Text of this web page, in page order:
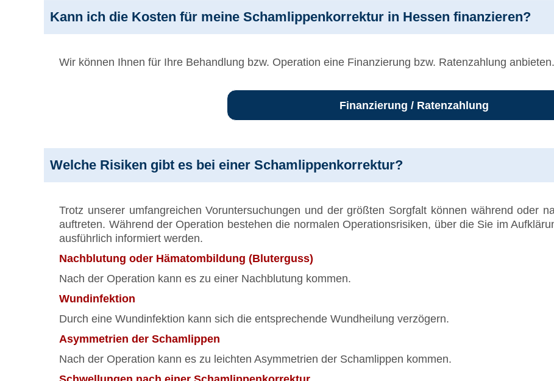
Kann ich die Kosten für meine Schamlippenkorrektur in Hessen finanzieren?
Wir können Ihnen für Ihre Behandlung bzw. Operation eine Finanzierung bzw. Ratenzahlung anbieten.
Finanzierung / Ratenzahlung
Welche Risiken gibt es bei einer Schamlippenkorrektur?
Trotz unserer umfangreichen Voruntersuchungen und der größten Sorgfalt können während oder
auftreten. Während der Operation bestehen die normalen Operationsrisiken, über die Sie im
ausführlich informiert werden.
Nachblutung oder Hämatombildung (Bluterguss)
Nach der Operation kann es zu einer Nachblutung kommen.
Wundinfektion
Durch eine Wundinfektion kann sich die entsprechende Wundheilung verzögern.
Asymmetrien der Schamlippen
Nach der Operation kann es zu leichten Asymmetrien der Schamlippen kommen.